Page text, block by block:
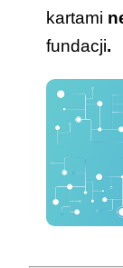
kartami
fundacji.